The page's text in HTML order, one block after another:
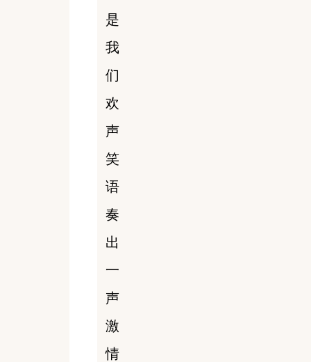
是
我
们
欢
声
笑
语
奏
出
一
声
激
情